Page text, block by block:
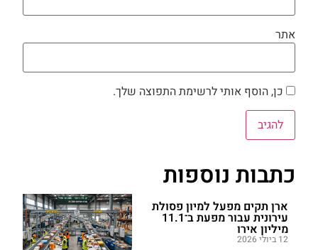
אתר
כן, הוסף אותי לרשימת התפוצה שלך.
כתבות נוספות
ארן תקים מפעל למיון פסולת
עירונית עבור מפעת ב־11.1
מיליון אירו
12 ביולי 2026